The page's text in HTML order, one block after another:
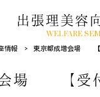
出張理美容
WELFARE
情報 > 東京都成増会場 【
場 【受